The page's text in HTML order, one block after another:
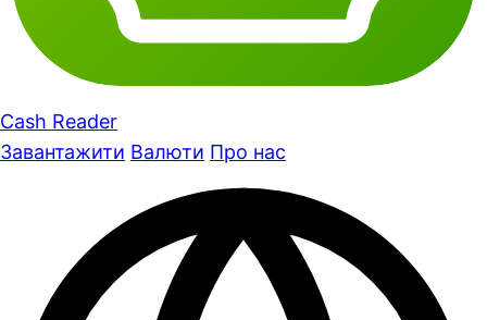
Cash Reader
Завантажити Валюти Про нас